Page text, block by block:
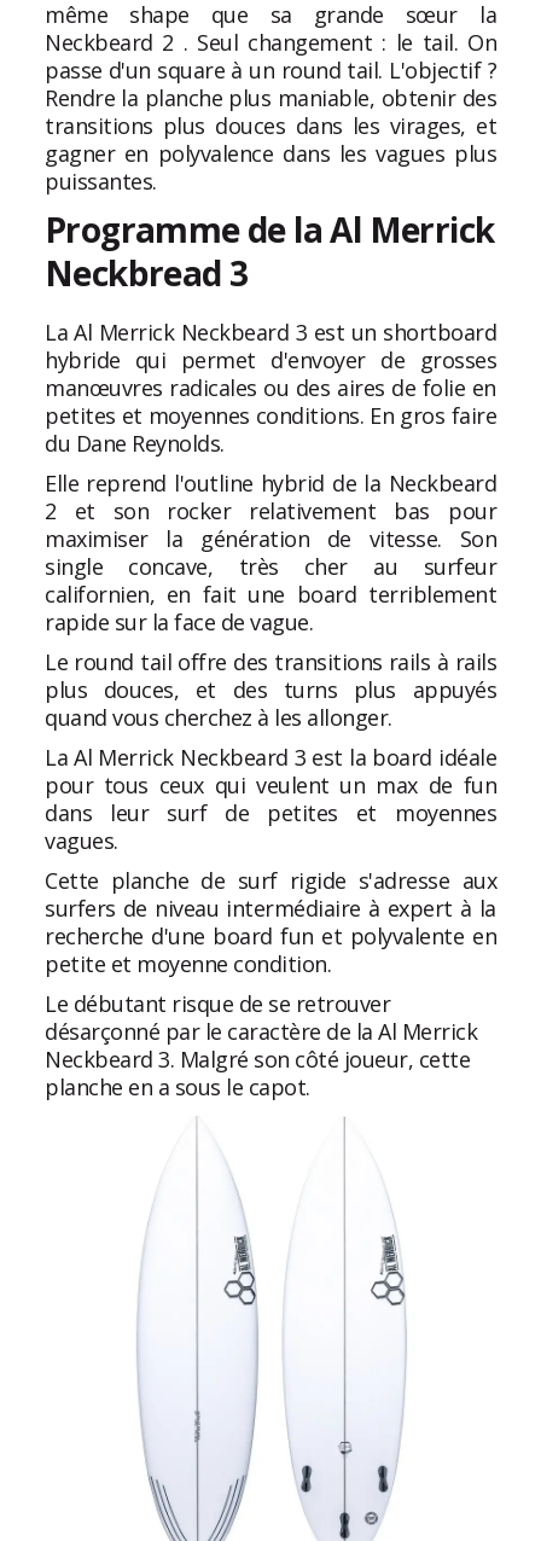
même shape que sa grande sœur la
Neckbeard 2 . Seul changement : le tail. On
passe d'un square à un round tail. L'objectif ?
Rendre la planche plus maniable, obtenir des
transitions plus douces dans les virages, et
gagner en polyvalence dans les vagues plus
puissantes.
Programme de la Al Merrick
Neckbread 3
La Al Merrick Neckbeard 3 est un shortboard
hybride qui permet d'envoyer de grosses
manœuvres radicales ou des aires de folie en
petites et moyennes conditions. En gros faire
du Dane Reynolds.
Elle reprend l'outline hybrid de la Neckbeard
2 et son rocker relativement bas pour
maximiser la génération de vitesse. Son
single concave, très cher au surfeur
californien, en fait une board terriblement
rapide sur la face de vague.
Le round tail offre des transitions rails à rails
plus douces, et des turns plus appuyés
quand vous cherchez à les allonger.
La Al Merrick Neckbeard 3 est la board idéale
pour tous ceux qui veulent un max de fun
dans leur surf de petites et moyennes
vagues.
Cette planche de surf rigide s'adresse aux
surfers de niveau intermédiaire à expert à la
recherche d'une board fun et polyvalente en
petite et moyenne condition.
Le débutant risque de se retrouver
désarçonné par le caractère de la Al Merrick
Neckbeard 3. Malgré son côté joueur, cette
planche en a sous le capot.